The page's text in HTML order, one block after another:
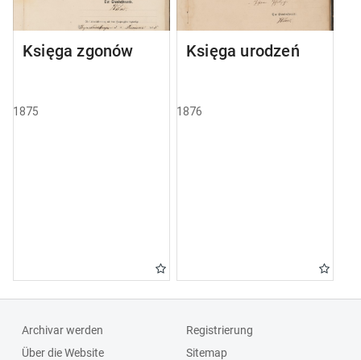
Księga zgonów
1875
Księga urodzeń
1876
Archivar werden
Über die Website
Registrierung
Sitemap